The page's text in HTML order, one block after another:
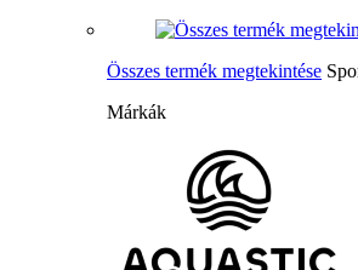
Összes termék megtekintése
Márkák